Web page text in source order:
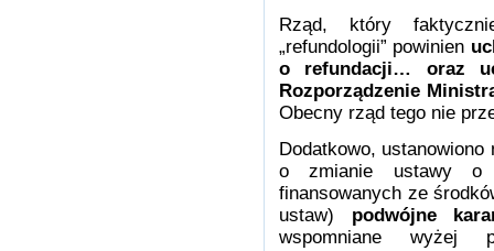
Rząd, który
„refundologii” powinien
o refundacji…
oraz
Rozporządzenie
Obecny rząd tego nie
Dodatkowo,
o zmianie ustawy o
finansowanych ze
ustaw) podwójne
wspomniane wyżej